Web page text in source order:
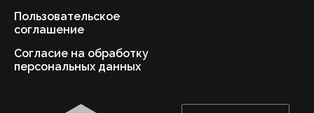
Пользовательское
соглашение
Согласие на обработку
персональных данных